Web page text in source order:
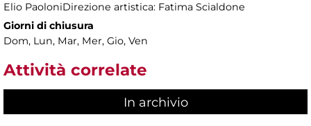
Elio PaoloniDirezione artistica: Fatima Scialdone
Giorni di chiusura
Dom, Lun, Mar, Mer, Gio, Ven
Attività correlate
In archivio